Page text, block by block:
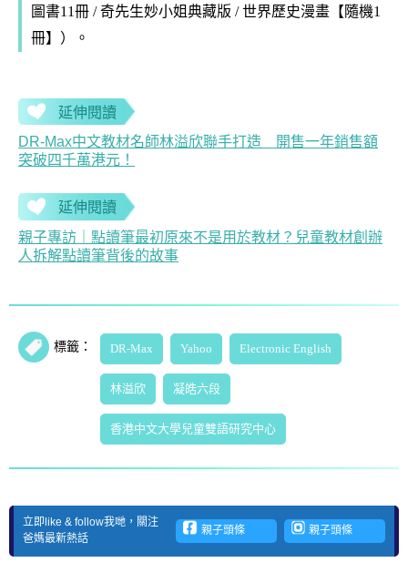
圖書11冊 / 奇先生妙小姐典藏版 / 世界歷史漫畫【隨機1
冊】）。
延伸閱讀
DR-Max中文教材名師林溢欣聯手打造 開售一年銷售額
突破四千萬港元！
延伸閱讀
親子專訪｜點讀筆最初原來不是用於教材？兒童教材創辦
人拆解點讀筆背後的故事
標籤： DR-Max Yahoo Electronic English
林溢欣 凝皓六段
香港中文大學兒童雙語研究中心
立即like & follow我哋，關注
爸媽最新熱話
親子頭條 親子頭條